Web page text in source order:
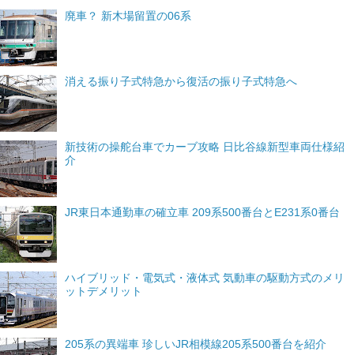
廃車？ 新木場留置の06系
消える振り子式特急から復活の振り子式特急へ
新技術の操舵台車でカーブ攻略 日比谷線新型車両仕様紹
介
JR東日本通勤車の確立車 209系500番台とE231系0番台
ハイブリッド・電気式・液体式 気動車の駆動方式のメリ
ットデメリット
205系の異端車 珍しいJR相模線205系500番台を紹介